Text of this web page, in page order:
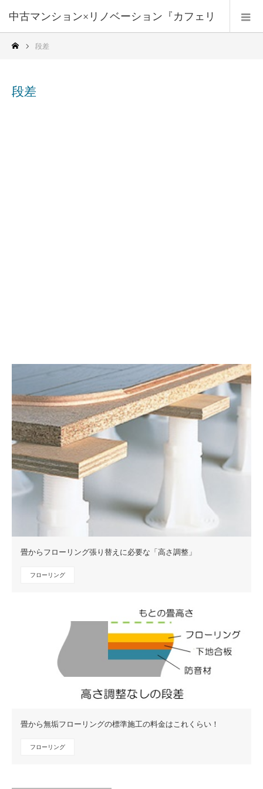
中古マンション×リノベーション『カフェリ
フォーム』
段差
段差
畳からフローリング張り替えに必要な「高さ調整」
フローリング
畳から無垢フローリングの標準施工の料金はこれくらい！
フローリング